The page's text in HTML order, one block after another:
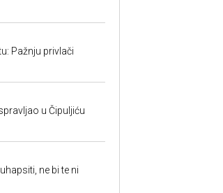
Pažnju privlači
u Čipuljiću
ne bi te ni